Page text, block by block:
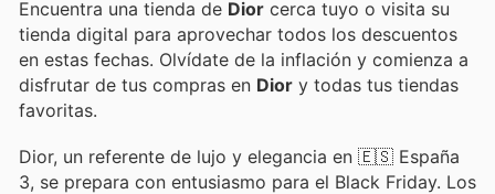
Encuentra una tienda de Dior cerca tuyo o visita su
tienda digital para aprovechar todos los descuentos
en estas fechas. Olvídate de la inflación y comienza a
disfrutar de tus compras en Dior y todas tus tiendas
favoritas.
Dior, un referente de lujo y elegancia en 🇪🇸 España
3, se prepara con entusiasmo para el Black Friday. Los